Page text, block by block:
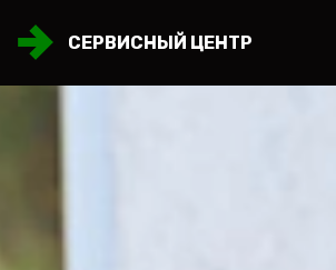
СЕРВИСНЫЙ ЦЕНТР